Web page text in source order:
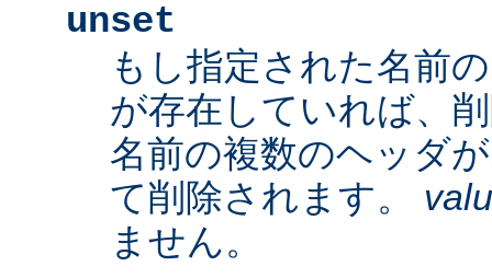
unset
もし指定された名前
が存在していれば、
名前の複数のヘッダ
て削除されます。
ません。